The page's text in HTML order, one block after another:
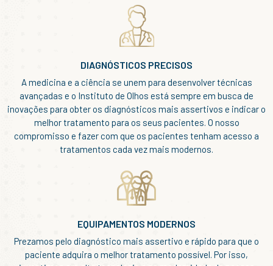
DIAGNÓSTICOS PRECISOS
A medicina e a ciência se unem para desenvolver técnicas
avançadas e o Instituto de Olhos está sempre em busca de
inovações para obter os diagnósticos mais assertivos e indicar o
melhor tratamento para os seus pacientes. O nosso
compromisso e fazer com que os pacientes tenham acesso a
tratamentos cada vez mais modernos.
EQUIPAMENTOS MODERNOS
Prezamos pelo diagnóstico mais assertivo e rápido para que o
paciente adquira o melhor tratamento possível. Por isso,